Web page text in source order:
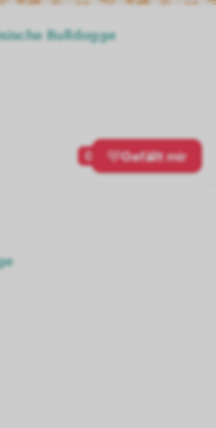
Bulldogge
0 Gefällt mir